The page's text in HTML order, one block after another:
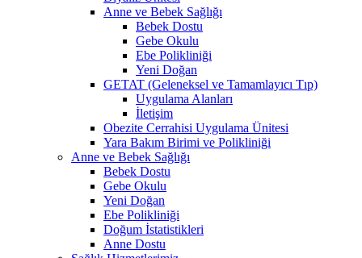
Anne ve Bebek Sağlığı
Bebek Dostu
Gebe Okulu
Ebe Polikliniği
Yeni Doğan
GETAT (Geleneksel ve Tamamlayıcı Tıp)
Uygulama Alanları
İletişim
Obezite Cerrahisi Uygulama Ünitesi
Yara Bakım Birimi ve Polikliniği
Anne ve Bebek Sağlığı
Bebek Dostu
Gebe Okulu
Yeni Doğan
Ebe Polikliniği
Doğum İstatistikleri
Anne Dostu